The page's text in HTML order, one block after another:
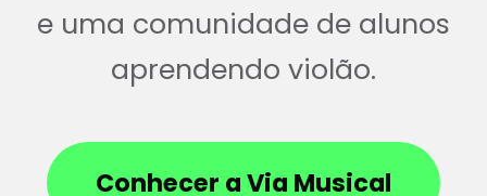
e uma comunidade de alunos
aprendendo violão.
Conhecer a Via Musical